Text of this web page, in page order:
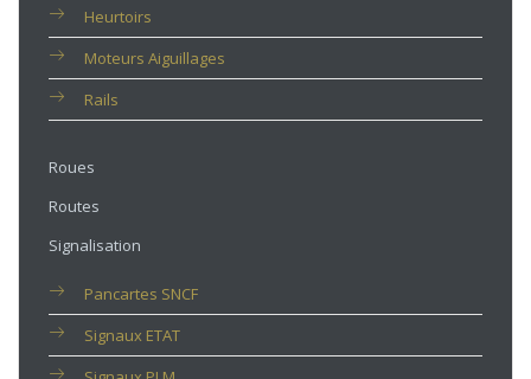
Heurtoirs
Moteurs Aiguillages
Rails
Roues
Routes
Signalisation
Pancartes SNCF
Signaux ETAT